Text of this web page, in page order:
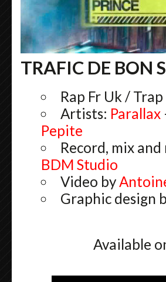
TRAFIC DE BON
Rap Fr Uk / Trap
Artists: Parallax
Pepite
Record, mix
BDM Studio
Video by
Graphic design
Available